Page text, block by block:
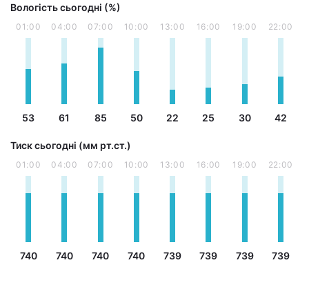
Вологість сьогодні (%)
01:00
53
04:00
61
07:00
85
10:00
50
13:00
22
16:00
25
19:00
30
22:00
42
Тиск сьогодні (мм рт.ст.)
01:00
740
04:00
740
07:00
740
10:00
740
13:00
739
16:00
739
19:00
739
22:00
739